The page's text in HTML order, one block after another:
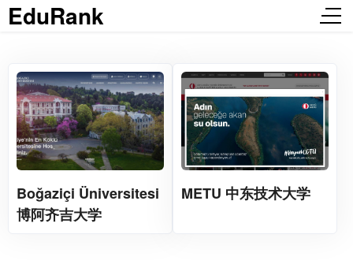
EduRank
Boğaziçi Üniversitesi
博阿齐吉大学
METU 中东技术大学